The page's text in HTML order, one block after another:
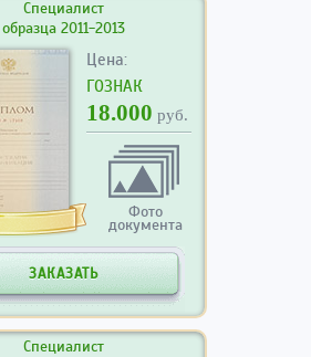
Специалист
образца 2011-2013
Цена:
ГОЗНАК
18.000 руб.
Фото
документа
ЗАКАЗАТЬ
Специалист